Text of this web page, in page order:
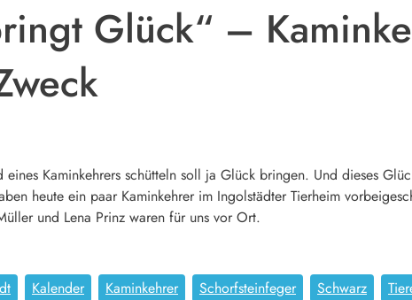
Glück“ –
Kaminkehrers schütteln soll ja Glück bringen. Und dieses
heute ein paar Kaminkehrer im Ingolstädter Tierheim
und Lena Prinz waren für uns vor Ort.
Kalender Kaminkehrer Schorfsteinfeger Schwarz